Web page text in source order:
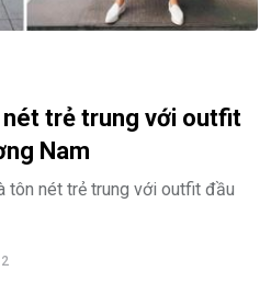
nét trẻ trung với outfit
Nam
tôn nét trẻ trung với outfit đầu